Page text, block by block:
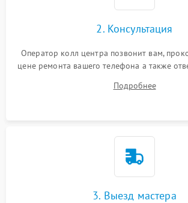
2. Консультация
Оператор колл центра позвонит вам,
цене ремонта вашего телефона а также
Подробнее
3. Выезд мастера